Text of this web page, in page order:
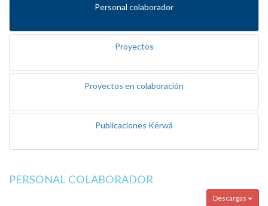
Personal colaborador
Proyectos
Proyectos en colaboración
Publicaciones Kérwá
PERSONAL COLABORADOR
Descargas